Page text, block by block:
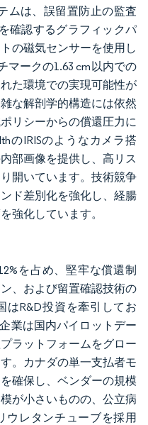
ムは、誤留置防止の監査
確認するグラフィックパ
の磁気センサーを使用し
マークの1.63 cm以内での
た環境での実現可能性が
な解剖学的構造には依然
リシーからの償還圧力に
のIRISのようなカメラ搭
部画像を提供し、高リス
開いています。技術競争
ド差別化を強化し、経腸
強化しています。
を占め、堅牢な償還制
、および留置確認技術の
はR&D投資を牽引してお
業は国内パイロットデー
ラットフォームをグロー
。カナダの単一支払者モ
確保し、ベンダーの規模
が小さいものの、公立病
ウレタンチューブを採用